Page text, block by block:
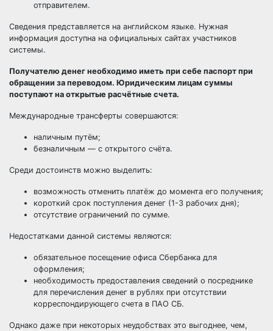
отправителем.
Сведения представляется на английском языке. Нужная
информация доступна на официальных сайтах участников
системы.
Получателю денег необходимо иметь при себе паспорт при
обращении за переводом. Юридическим лицам суммы
поступают на открытые расчётные счета.
Международные трансферты совершаются:
наличным путём;
безналичным — с открытого счёта.
Среди достоинств можно выделить:
возможность отменить платёж до момента его получения;
короткий срок поступления денег (1-3 рабочих дня);
отсутствие ограничений по сумме.
Недостатками данной системы являются:
обязательное посещение офиса Сбербанка для
оформления;
необходимость предоставления сведений о посреднике
для перечисления денег в рублях при отсутствии
корреспондирующего счета в ПАО СБ.
Однако даже при некоторых неудобствах это выгоднее, чем,